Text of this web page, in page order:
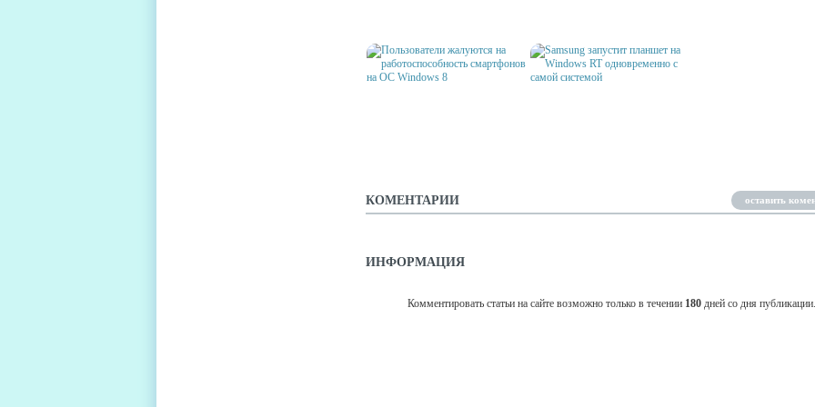
КОМЕНТАРИИ оставить
ИНФОРМАЦИЯ
Комментировать статьи на сайте возможно только в течении 180дней со дня публикации.